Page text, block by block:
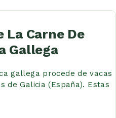
La Carne De
Gallega
gallega procede de vacas
de Galicia (España). Estas